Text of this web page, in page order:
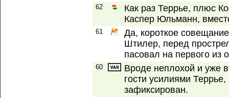
62
Как раз Террье, плюс
Каспер Юльманн,
61
Да, короткое
Штилер, перед
пасовал на первого из
60
Вроде неплохой и уже
гости усилиями
зафиксирован.